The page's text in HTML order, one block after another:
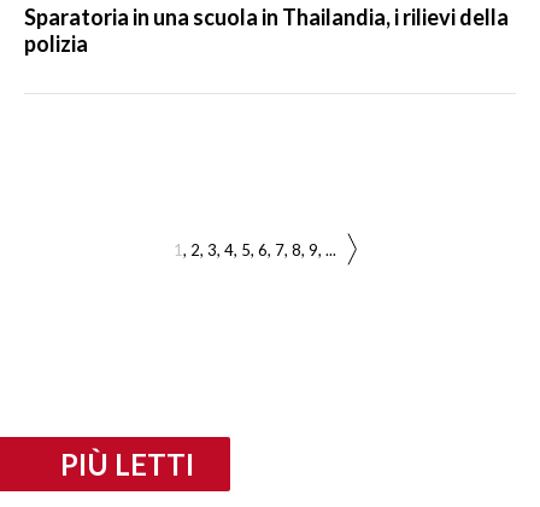
Sparatoria in una scuola in Thailandia, i rilievi della
polizia
1 2 3 4 5 6 7 8 9 ...
PIÙ LETTI